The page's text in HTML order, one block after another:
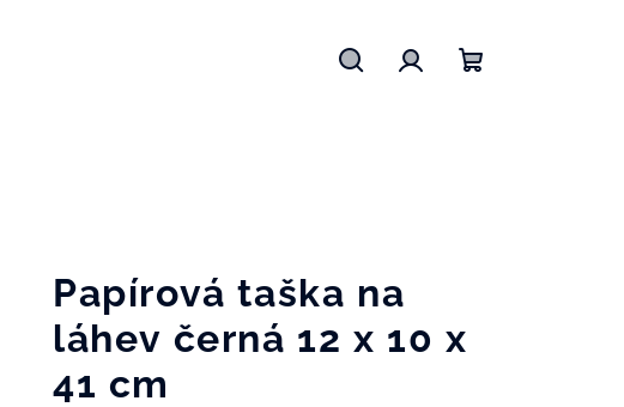
Papírová taška na
láhev černá 12 x 10 x
41 cm